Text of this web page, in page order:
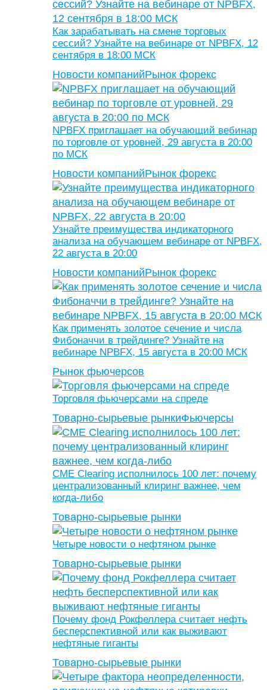
Как зарабатывать на смене торговых
сессий? Узнайте на вебинаре от NPBFX, 12
сентября в 18:00 МСК
Новости компанийРынок форекс
NPBFX приглашает на обучающий вебинар
по торговле от уровней, 29 августа в 20:00
по МСК
Новости компанийРынок форекс
Узнайте преимущества индикаторного
анализа на обучающем вебинаре от NPBFX,
22 августа в 20:00
Новости компанийРынок форекс
Как применять золотое сечение и числа
Фибоначчи в трейдинге? Узнайте на
вебинаре NPBFX, 15 августа в 20:00 МСК
Рынок фьючерсов
Торговля фьючерсами на спреде
Товарно-сырьевые рынкиФьючерсы
CME Clearing исполнилось 100 лет: почему
централизованный клиринг важнее, чем
когда-либо
Товарно-сырьевые рынки
Четыре новости о нефтяном рынке
Товарно-сырьевые рынки
Почему фонд Рокфеллера считает нефть
бесперспективной или как выживают
нефтяные гиганты
Товарно-сырьевые рынки